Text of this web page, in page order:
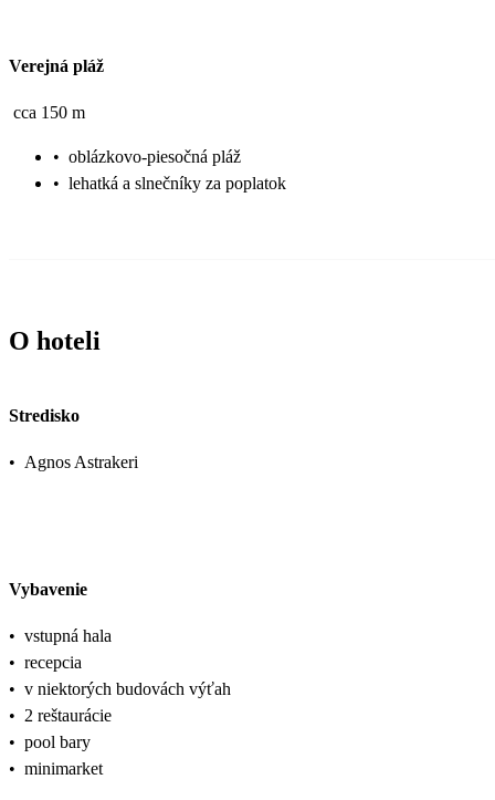
Verejná pláž
cca 150 m
• oblázkovo-piesočná pláž
• lehatká a slnečníky za poplatok
O hoteli
Stredisko
• Agnos Astrakeri
Vybavenie
• vstupná hala
• recepcia
• v niektorých budovách výťah
• 2 reštaurácie
• pool bary
• minimarket